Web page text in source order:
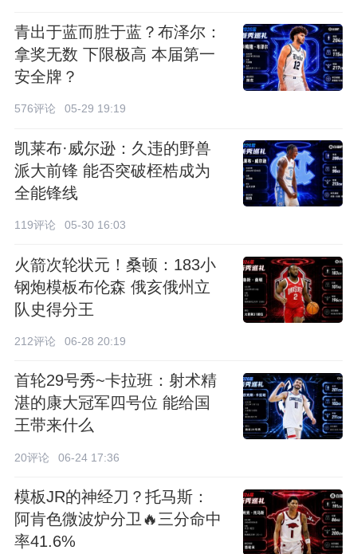
青出于蓝而胜于蓝？布泽尔：
拿奖无数 下限极高 本届第一
安全牌？
576评论 05-29 19:19
凯莱布·威尔逊：久违的野兽
派大前锋 能否突破桎梏成为
全能锋线
119评论 05-30 16:03
火箭次轮状元！桑顿：183小
钢炮模板布伦森 俄亥俄州立
队史得分王
212评论 06-28 20:19
首轮29号秀~卡拉班：射术精
湛的康大冠军四号位 能给国
王带来什么
20评论 06-24 17:36
模板JR的神经刀？托马斯：
阿肯色微波炉分卫🔥三分命中
率41.6%